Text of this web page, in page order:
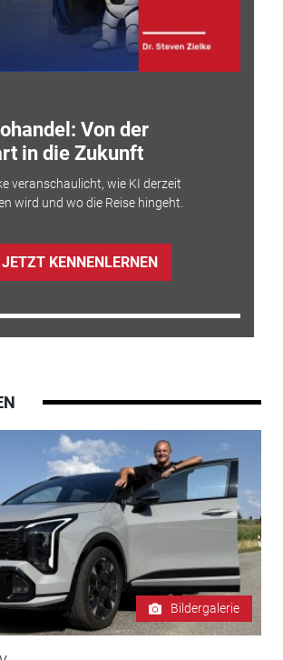
Von der
in die Zukunft
veranschaulicht, wie KI derzeit
wird und wo die Reise hingeht.
JETZT KENNENLERNEN
Bildergalerie